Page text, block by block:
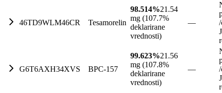
46TD9WLM46CR Tesamorelin
98.514%21.54
mg (107.7%
deklarirane
vrednosti)
—
G6T6AXH34XVS BPC-157
99.623%21.56
mg (107.8%
deklarirane
vrednosti)
—